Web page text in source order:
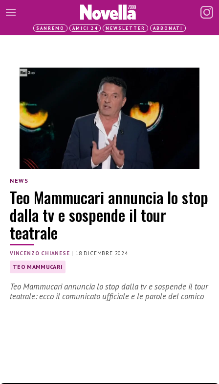
SANREMO AMICI 24 NEWSLETTER ABBONATI
NEWS
Teo Mammucari annuncia lo stop
dalla tv e sospende il tour
teatrale
VINCENZO CHIANESE | 18 DICEMBRE 2024
TEO MAMMUCARI
Teo Mammucari annuncia lo stop dalla tv e sospende il tour
teatrale: ecco il comunicato ufficiale e le parole del comico